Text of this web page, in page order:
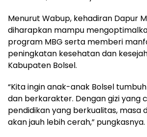
Menurut Wabup, kehadiran Dapur
diharapkan mampu
program MBG serta memberi
peningkatan kesehatan dan
Kabupaten Bolsel.
“Kita ingin anak-anak Bolsel
dan berkarakter. Dengan gizi yang
pendidikan yang berkualitas, masa
akan jauh lebih cerah,” pungkasnya.